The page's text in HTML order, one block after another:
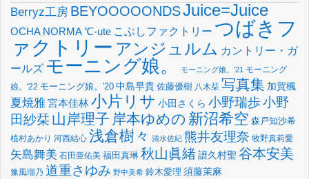
Berryz工房 BEYOOOOONDSJuice=Juice
OCHA NORMA℃-ute こぶしファクトリー つばきフ
ァクトリー アンジュルム カントリー・ガ
ールズ モーニング娘。 モーニング娘。'21 モーニング
娘。'22 モーニング娘。'20 中島早貴 佐藤優樹 八木栞 写真集 加賀楓
夏焼雅宮本佳林小片リサ 小田さくら 小野瑞歩小野
田紗栞 山岸理子 岸本ゆめの 新沼希空 森戸知沙希
植村あかり 河西結心 浅倉樹々 清水佐紀 熊井友理奈 牧野真莉愛
矢島舞美 石田亜佑美 福田真琳 秋山眞緒譜久村聖 谷本安美
豫風瑠乃 道重さゆみ 野中美希 鈴木愛理 須藤茉麻